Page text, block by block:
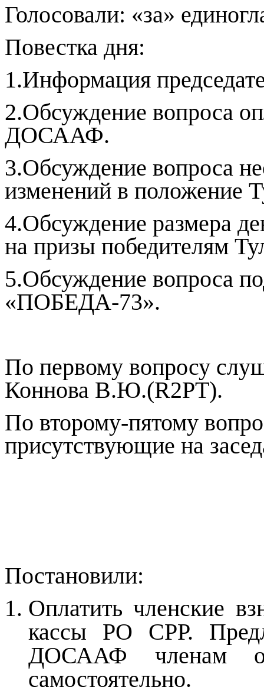
Голосовали: «за»
Повестка дня:
1.Информация
2.Обсуждение вопроса
ДОСААФ.
3.Обсуждение вопроса
изменений в положение
4.Обсуждение размера
на призы победителям
5.Обсуждение вопроса
«ПОБЕДА-73».
По первому вопросу
Коннова В.Ю.(R2PT).
По второму-пятому
присутствующие на
Постановили:
Оплатить членские
кассы РО СРР.
ДОСААФ членам
самостоятельно.